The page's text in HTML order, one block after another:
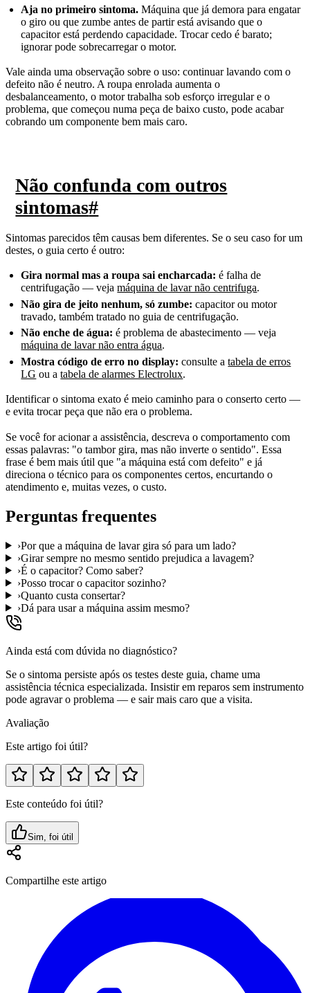
Aja no primeiro sintoma. Máquina que já demora para engatar
o giro ou que zumbe antes de partir está avisando que o
capacitor está perdendo capacidade. Trocar cedo é barato;
ignorar pode sobrecarregar o motor.
Vale ainda uma observação sobre o uso: continuar lavando com o
defeito não é neutro. A roupa enrolada aumenta o
desbalanceamento, o motor trabalha sob esforço irregular e o
problema, que começou numa peça de baixo custo, pode acabar
cobrando um componente bem mais caro.
Não confunda com outros
sintomas#
Sintomas parecidos têm causas bem diferentes. Se o seu caso for um
destes, o guia certo é outro:
Gira normal mas a roupa sai encharcada: é falha de
centrifugação — vejamáquina de lavar não centrifuga.
Não gira de jeito nenhum, só zumbe: capacitor ou motor
travado, também tratado no guia de centrifugação.
Não enche de água: é problema de abastecimento — veja
máquina de lavar não entra água.
Mostra código de erro no display: consulte atabela de erros
LG ou atabela de alarmes Electrolux.
Identificar o sintoma exato é meio caminho para o conserto certo —
e evita trocar peça que não era o problema.
Se você for acionar a assistência, descreva o comportamento com
essas palavras: "o tambor gira, mas não inverte o sentido". Essa
frase é bem mais útil que "a máquina está com defeito" e já
direciona o técnico para os componentes certos, encurtando o
atendimento e, muitas vezes, o custo.
Perguntas frequentes
›Por que a máquina de lavar gira só para um lado?
›Girar sempre no mesmo sentido prejudica a lavagem?
›É o capacitor? Como saber?
›Posso trocar o capacitor sozinho?
›Quanto custa consertar?
›Dá para usar a máquina assim mesmo?
Ainda está com dúvida no diagnóstico?
Se o sintoma persiste após os testes deste guia, chame uma
assistência técnica especializada. Insistir em reparos sem instrumento
pode agravar o problema — e sair mais caro que a visita.
Avaliação
Este artigo foi útil?
Este conteúdo foi útil?
Sim, foi útil
Compartilhe este artigo